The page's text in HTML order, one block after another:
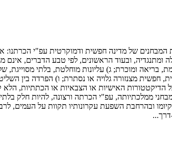
של מדינה חפשית ודמוקרטית עפ"י הכרתנו:
ובעוד הראשונים, לפי טבע הדברים, אינם
ומוכרת; ג) עליונות מוחלטת, בלתי מסוייגת,
מצנזורה גלויה או נסתרת; ו) הפרדה בין
האישיות או הצבאיות או הכתתיות,
ממלכתיותה, עפ"י הכרתה ורצונה, להיות חלק בלתי
ובהרחבת השפעת עקרונותיו תקוות על העמים,